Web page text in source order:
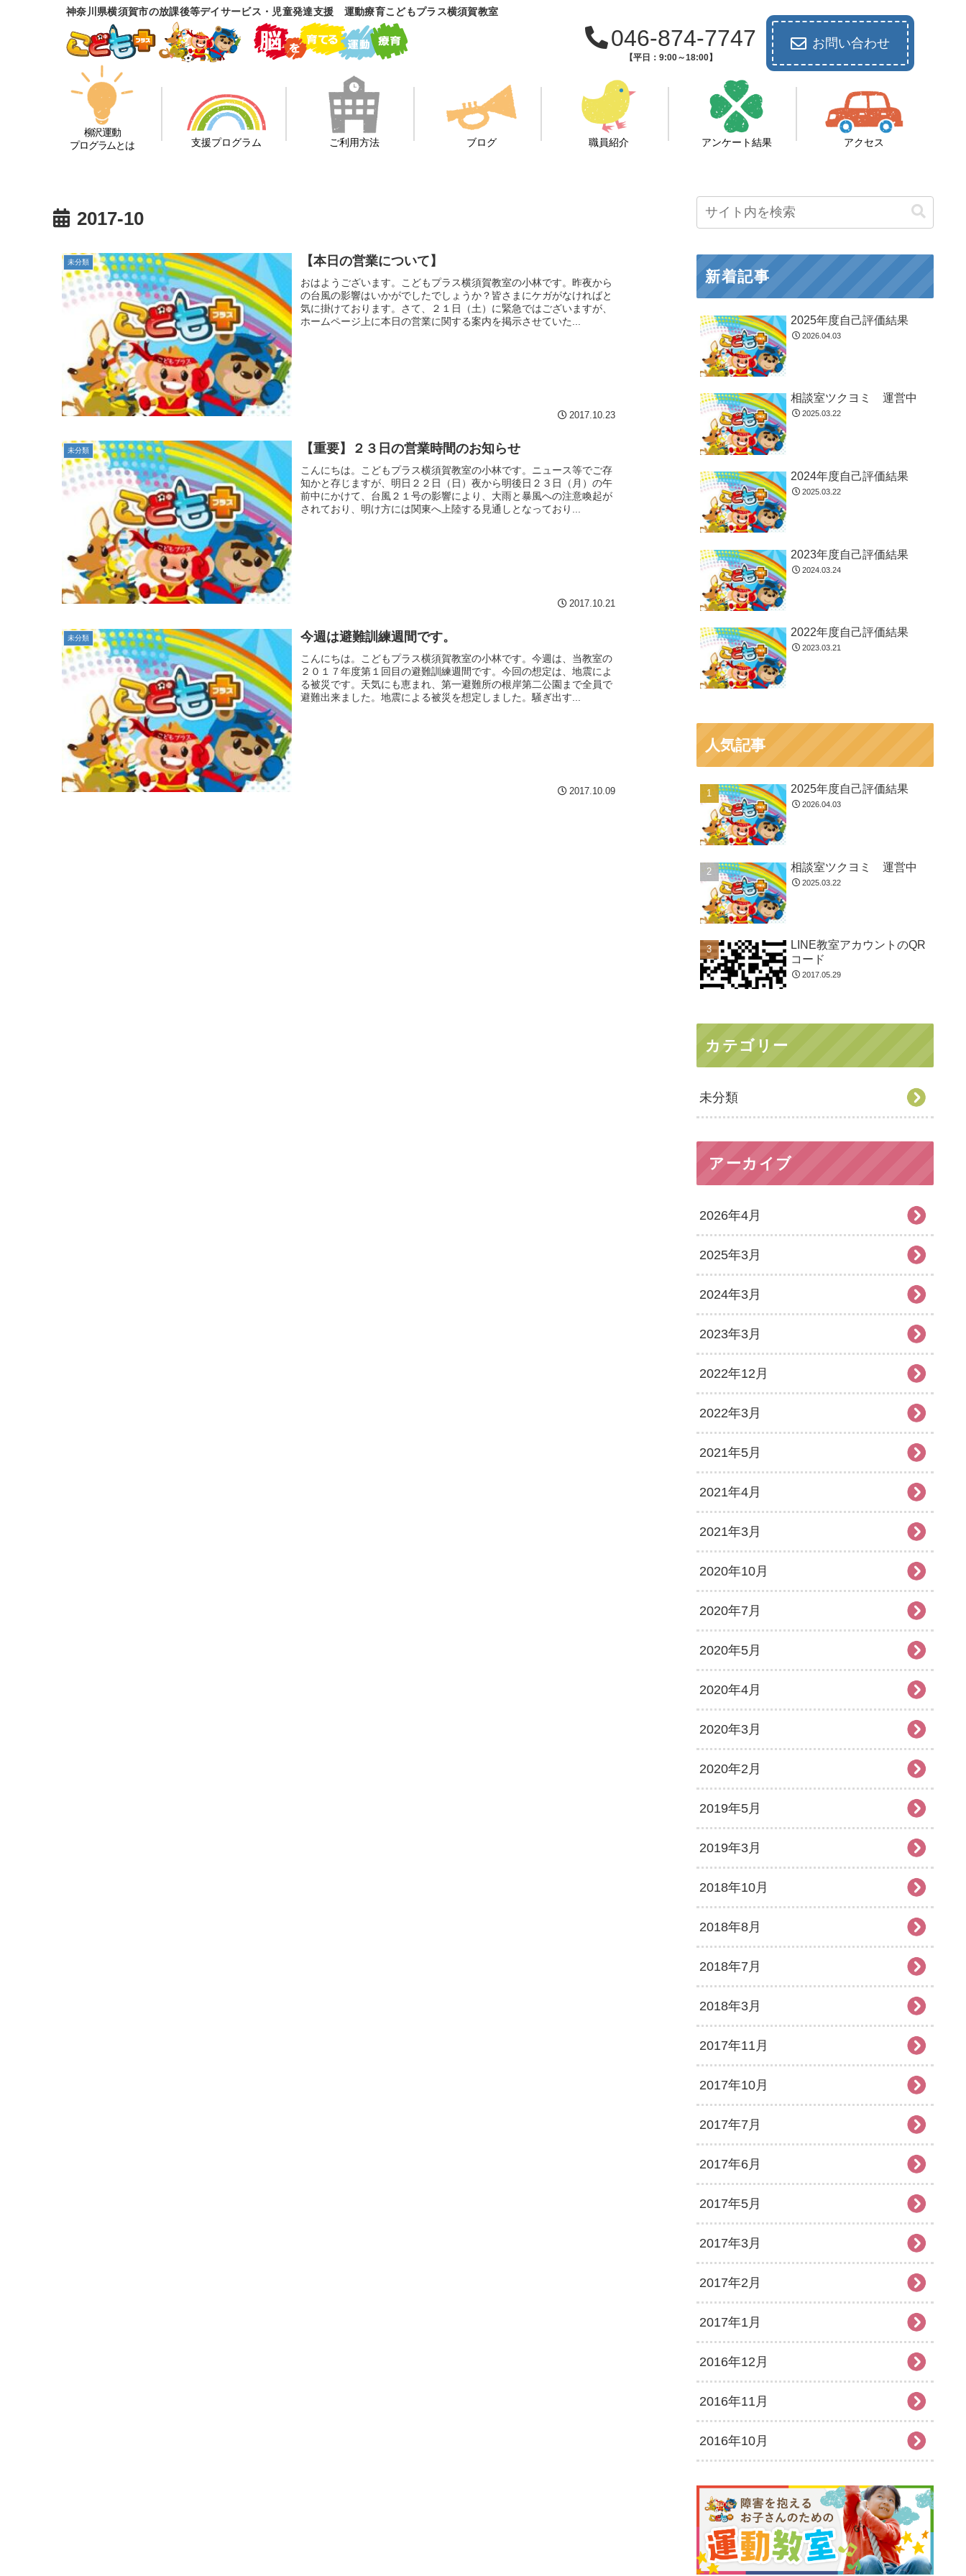
神奈川県横須賀市の放課後等デイサービス・児童発達支援 運動療育こどもプラス横須賀教室
046-874-7747
【平日：9:00～18:00】
お問い合わせ
柳沢運動
プログラムとは
支援プログラム ご利用方法 ブログ 職員紹介 アンケート結果 アクセス
2017-10
未分類 【本日の営業について】
おはようございます。こどもプラス横須賀教室の小林です。昨夜から
の台風の影響はいかがでしたでしょうか？皆さまにケガがなければと
気に掛けております。さて、２１日（土）に緊急ではございますが、
ホームページ上に本日の営業に関する案内を掲示させていた...
2017.10.23
未分類 【重要】２３日の営業時間のお知らせ
こんにちは。こどもプラス横須賀教室の小林です。ニュース等でご存
知かと存じますが、明日２２日（日）夜から明後日２３日（月）の午
前中にかけて、台風２１号の影響により、大雨と暴風への注意喚起が
されており、明け方には関東へ上陸する見通しとなっており...
2017.10.21
未分類 今週は避難訓練週間です。
こんにちは。こどもプラス横須賀教室の小林です。今週は、当教室の
２０１７年度第１回目の避難訓練週間です。今回の想定は、地震によ
る被災です。天気にも恵まれ、第一避難所の根岸第二公園まで全員で
避難出来ました。地震による被災を想定しました。騒ぎ出す...
2017.10.09
新着記事
2025年度自己評価結果
2026.04.03
相談室ツクヨミ 運営中
2025.03.22
2024年度自己評価結果
2025.03.22
2023年度自己評価結果
2024.03.24
2022年度自己評価結果
2023.03.21
人気記事
2025年度自己評価結果
2026.04.03
相談室ツクヨミ 運営中
2025.03.22
LINE教室アカウントのQR
コード
2017.05.29
カテゴリー
未分類
アーカイブ
2026年4月
2025年3月
2024年3月
2023年3月
2022年12月
2022年3月
2021年5月
2021年4月
2021年3月
2020年10月
2020年7月
2020年5月
2020年4月
2020年3月
2020年2月
2019年5月
2019年3月
2018年10月
2018年8月
2018年7月
2018年3月
2017年11月
2017年10月
2017年7月
2017年6月
2017年5月
2017年3月
2017年2月
2017年1月
2016年12月
2016年11月
2016年10月